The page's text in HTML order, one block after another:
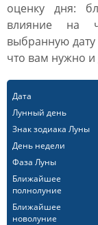
оценку дня:
влияние на
выбранную дату
что вам нужно
Дата
Лунный день
Знак зодиака Луны
День недели
Фаза Луны
Ближайшее
полнолуние
Ближайшее
новолуние